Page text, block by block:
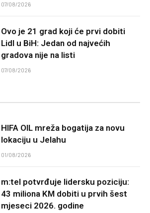
07/08/2026
Ovo je 21 grad koji će prvi dobiti
Lidl u BiH: Jedan od najvećih
gradova nije na listi
07/08/2026
HIFA OIL mreža bogatija za novu
lokaciju u Jelahu
01/08/2026
m:tel potvrđuje lidersku poziciju:
43 miliona KM dobiti u prvih šest
mjeseci 2026. godine